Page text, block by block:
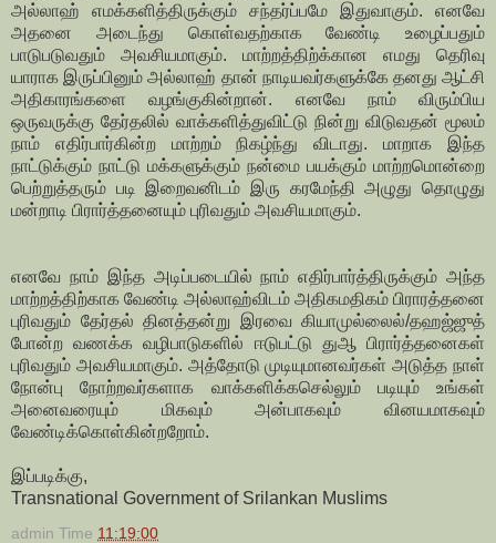
அல்லாஹ் எமக்களித்திருக்கும் சந்தர்ப்பமே இதுவாகும். எனவே
அதனை அடைந்து கொள்வதற்காக வேண்டி உழைப்பதும்
பாடுபடுவதும் அவசியமாகும். மாற்றத்திற்க்கான எமது தெரிவு
யாராக இருப்பினும் அல்லாஹ் தான் நாடியவர்களுக்கே தனது ஆட்சி
அதிகாரங்களை வழங்குகின்றான். எனவே நாம் விரும்பிய
ஒருவருக்கு தேர்தலில் வாக்களித்துவிட்டு நின்று விடுவதன் மூலம்
நாம் எதிர்பார்கின்ற மாற்றம் நிகழ்ந்து விடாது. மாறாக இந்த
நாட்டுக்கும் நாட்டு மக்களுக்கும் நன்மை பயக்கும் மாற்றமொன்றை
பெற்றுத்தரும் படி இறைவனிடம் இரு கரமேந்தி அழுது தொழுது
மன்றாடி பிரார்த்தனையும் புரிவதும் அவசியமாகும்.
எனவே நாம் இந்த அடிப்படையில் நாம் எதிர்பார்த்திருக்கும் அந்த
மாற்றத்திற்காக வேண்டி அல்லாஹ்விடம் அதிகமதிகம் பிராரத்தனை
புரிவதும் தேர்தல் தினத்தன்று இரவை கியாமுல்லைல்/தஹஜ்ஜுத்
போன்ற வணக்க வழிபாடுகளில் ஈடுபட்டு துஆ பிரார்த்தனைகள்
புரிவதும் அவசியமாகும். அத்தோடு முடியுமானவர்கள் அடுத்த நாள்
நோன்பு நோற்றவர்களாக வாக்களிக்கசெல்லும் படியும் உங்கள்
அனைவரையும் மிகவும் அன்பாகவும் வினயமாகவும்
வேண்டிக்கொள்கின்றறோம்.
இப்படிக்கு,
Transnational Government of Srilankan Muslims
admin Time 11:19:00